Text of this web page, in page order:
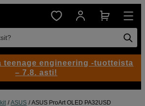
ASUS ASUS ProArt OLED PA32USD
teenage engineering -tuotteista
– 7.8. asti!